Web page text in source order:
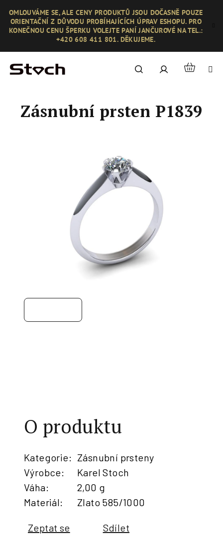
obsah
OMLOUVÁME SE, ALE CENY PRODUKTŮ JSOU DOČASNĚ POUZE
ORIENTAČNÍ Z DŮVODU PROBÍHAJÍCÍCH ÚPRAV ESHOPU. PRO
KONEČNOU CENU ŠPERKU VOLEJTE PANÍ JANČUROVÉ NA TEL.:
+420 608 411 801. DĚKUJEME.
Hledat PřihlášeníNákupní
Zásnubní prsten P1839
O produktu
Kategorie: Zásnubní prsteny
Výrobce:
Karel Stoch
Váha:
2,00 g
Materiál: Zlato 585/1000
Zeptat se Sdílet